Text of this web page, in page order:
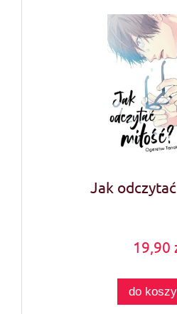
Jak odczytać
19,90
do